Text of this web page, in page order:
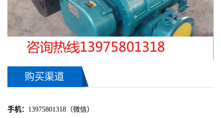
购买渠道
手机： 13975801318（微信）